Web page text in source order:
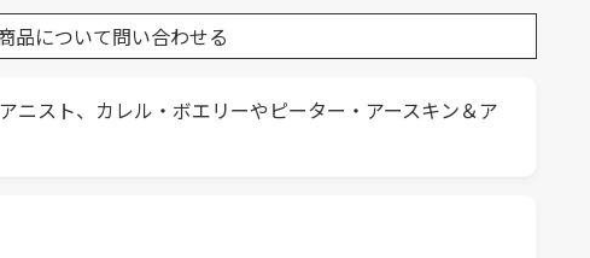
品について問い合わせる
ニスト、カレル・ボエリーやピーター・アースキン＆ア